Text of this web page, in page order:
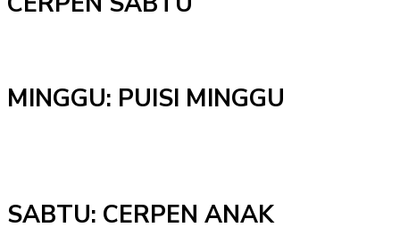
MINGGU: PUISI MINGGU
SABTU: CERPEN ANAK